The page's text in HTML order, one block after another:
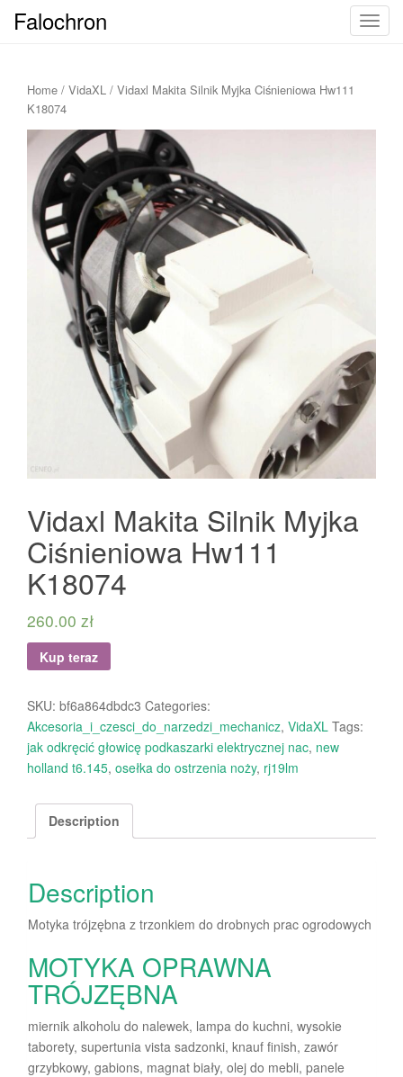
T
e
Falochron
Home / VidaXL / Vidaxl Makita Silnik Myjka Ciśnieniowa Hw111
K18074
Vidaxl Makita Silnik Myjka
Ciśnieniowa Hw111
K18074
260.00 zł
Kup teraz
SKU: bf6a864dbdc3 Categories:
Akcesoria_i_czesci_do_narzedzi_mechanicz, VidaXL Tags:
jak odkręcić głowicę podkaszarki elektrycznej nac, new
holland t6.145, osełka do ostrzenia noży, rj19lm
Description
Description
Motyka trójzębna z trzonkiem do drobnych prac ogrodowych
MOTYKA OPRAWNA
TRÓJZĘBNA
miernik alkoholu do nalewek, lampa do kuchni, wysokie
taborety, supertunia vista sadzonki, knauf finish, zawór
grzybkowy, gabions, magnat biały, olej do mebli, panele